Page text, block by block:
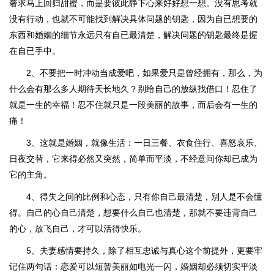
奢求马上回归甜蜜，而是要彼此静下心来好好想一想。没有思考就
没有行动，也就不可能找到解决具体问题的钥匙，因为自已想要的
东西和婚姻的细节永远只有自已最清楚，解决问题的钥匙最终是握
在自已手中。
2、不要把一时冲动当成爱吧，如果爱只是曾经拥有，那么，为
什么会有那么多人期待天长地久？别给自己的放纵找借口！忍住了
就是一生的幸福！忍不住就只是一段美丽的故事，而后会有一生的
痛！
3、这就是婚姻，就像生活：一日三餐、衣食住行、喜怒哀乐、
日夜交替，它来得必然又突然，简单而平淡，不经意间你却已成为
它的主角。
4、得失之间的比例和心态，只有你自己最清楚，别人是不会懂
得。自己的心自己清楚，想要什么自己也清楚，那就不要违背自己
的心，放飞自己，才可以活得快乐。
5、夫妻感情要持久，除了相互忠诚与真心这个前提外，更要牢
记住两句话：恋爱可以短暂美丽如电光一闪，婚姻却必须切实平淡